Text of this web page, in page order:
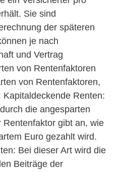
Sie sind
der späteren
je nach
und Vertrag
von Rentenfaktoren
von Rentenfaktoren,
Renten:
die angesparten
gibt an, wie
Euro gezahlt wird.
Bei dieser Art wird die
Beiträge der